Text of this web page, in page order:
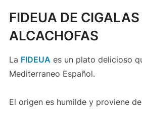
FIDEUA DE
ALCACHOFAS
La FIDEUA es un plato delicioso
Mediterraneo Español.
El origen es humilde y proviene